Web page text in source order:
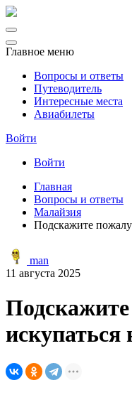
Главное меню
Вопросы и ответы
Путеводитель
Интересные места
Авиабилеты
Войти
Войти
Главная
Вопросы и ответы
Малайзия
Подскажите
man
11 августа 2025
искупаться